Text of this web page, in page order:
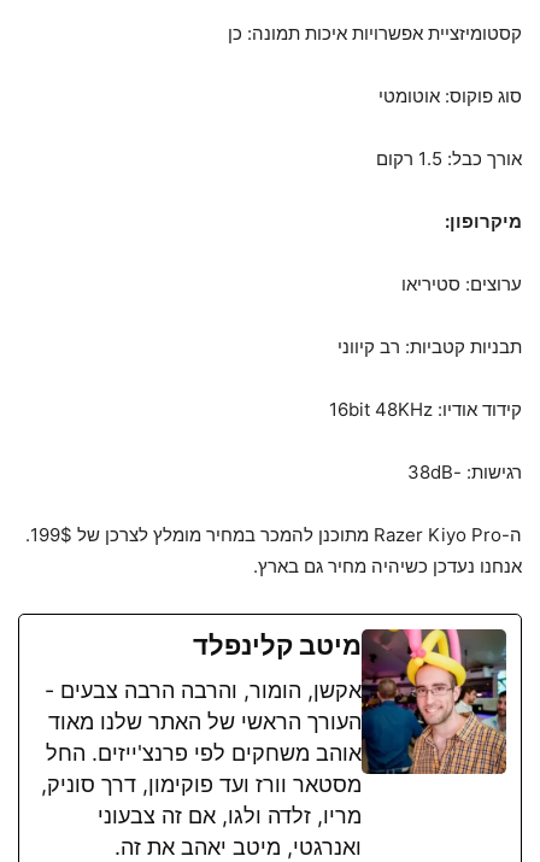
קסטומיזציית אפשרויות איכות תמונה: כן
סוג פוקוס: אוטומטי
אורך כבל: 1.5 רקום
מיקרופון:
ערוצים: סטיריאו
תבניות קטביות: רב קיווני
קידוד אודיו: 16bit 48KHz
רגישות: -38dB
ה-Razer Kiyo Pro מתוכנן להמכר במחיר מומלץ לצרכן של 199$.
אנחנו נעדכן כשיהיה מחיר גם בארץ.
מיטב קלינפלד
אקשן, הומור, והרבה הרבה צבעים -
העורך הראשי של האתר שלנו מאוד
אוהב משחקים לפי פרנצ'ייזים. החל
מסטאר וורז ועד פוקימון, דרך סוניק,
מריו, זלדה ולגו, אם זה צבעוני
ואנרגטי, מיטב יאהב את זה.